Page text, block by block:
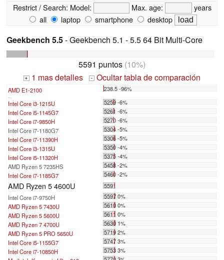
Restrict / Search: Model: Max. age:
years
all
laptop smartphone desktop
Geekbench 5.5- Geekbench 5.1 - 5.5 64 Bit Multi-Core
5591 puntos (10%)
+ 1 mas detalles - Ocultar tabla de comparación
AMD E1-2100 238.5 -96%
...
Intel Core i3-1215U
5259 -6%
Intel Core i5-1145G7
5261 -6%
Intel Core i7-9850H
5270 -6%
Intel Core i7-1180G7
5304 -5%
Intel Core i7-11390H
5306 -5%
Intel Core i3-1315U
5350 -4%
Intel Core i5-11320H
5375 -4%
AMD Ryzen 5 7235HS
5458 -2%
Intel Core i7-1185G7
5460 -2%
AMD Ryzen 5 4600U
5591
Intel Core i7-9750H
5597 0%
AMD Ryzen 5 7430U
5610 0%
AMD Ryzen 5 5600U
5611 0%
AMD Ryzen 7 4700U
5630 1%
AMD Ryzen 5 PRO 5650U
5719 2%
Intel Core i5-1155G7
5747 3%
Intel Core i7-10850H
5753 3%